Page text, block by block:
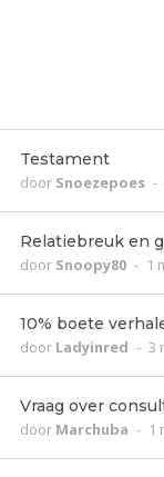
Testament
door Snoezepoes -
Relatiebreuk en
door Snoopy80 - 1
10% boete
door Ladyinred - 3
Vraag over
door Marchuba - 1